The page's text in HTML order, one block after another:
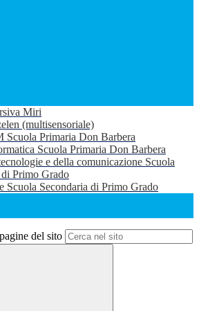
Miri
(multisensoriale)
Scuola Primaria Don Barbera
Scuola Primaria Don Barbera
e della comunicazione Scuola
di Primo Grado
Scuola Secondaria di Primo Grado
del sito